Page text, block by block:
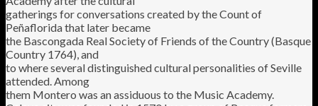
gatherings for conversations created by the Count of
Peñaflorida that later became
the Bascongada Real Society of Friends of the Country (Basque
Country 1764), and
to where several distinguished cultural personalities of Seville
attended. Among
them Montero was an assiduous to the Music Academy.